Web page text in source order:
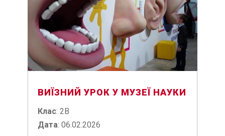
ВИЇЗНИЙ УРОК У МУЗЕЇ НАУКИ
Клас: 2В
Дата: 06.02.2026